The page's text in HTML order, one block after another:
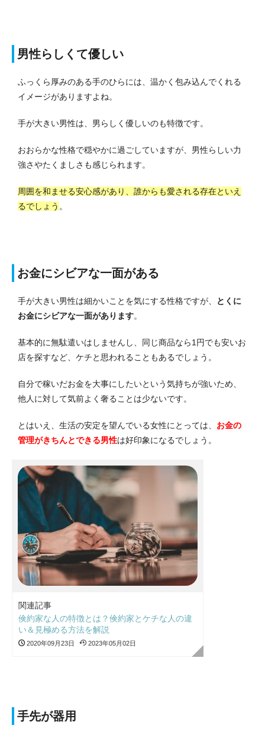
男性らしくて優しい
ふっくら厚みのある手のひらには、温かく包み込んでくれる
イメージがありますよね。
手が大きい男性は、男らしく優しいのも特徴です。
おおらかな性格で穏やかに過ごしていますが、男性らしい力
強さやたくましさも感じられます。
周囲を和ませる安心感があり、誰からも愛される存在といえ
るでしょう 。
お金にシビアな一面がある
手が大きい男性は細かいことを気にする性格ですが、
とくに
お金にシビアな一面があります。
基本的に無駄遣いはしませんし、同じ商品なら1円でも安いお
店を探すなど、ケチと思われることもあるでしょう。
自分で稼いだお金を大事にしたいという気持ちが強いため、
他人に対して気前よく奢ることは少ないです。
とはいえ、生活の安定を望んでいる女性にとっては、 お金の
管理がきちんとできる男性は好印象になるでしょう。
関連記事
倹約家な人の特徴とは？倹約家とケチな人の違
い＆見極める方法を解説
2020年09月23日 2023年05月02日
手先が器用